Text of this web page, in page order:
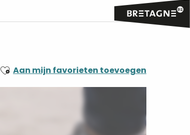
Ajouter aux favoris
Aan mijn favorieten toevoegen